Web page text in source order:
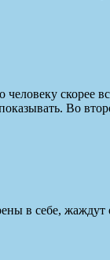
скорее
Во
в себе,